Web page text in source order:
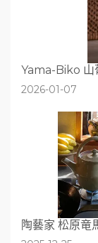
Yama-Biko 山
2026-01-07
陶藝家 松原